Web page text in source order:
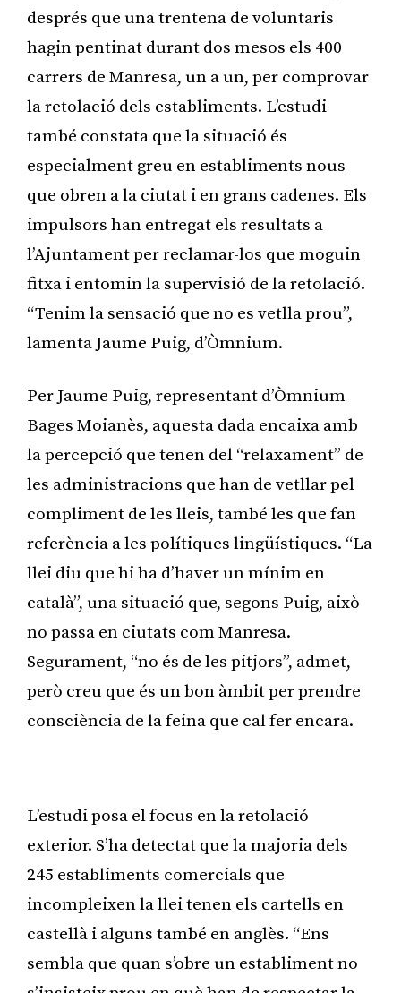
després que una trentena de voluntaris
hagin pentinat durant dos mesos els 400
carrers de Manresa, un a un, per comprovar
la retolació dels establiments. L’estudi
també constata que la situació és
especialment greu en establiments nous
que obren a la ciutat i en grans cadenes. Els
impulsors han entregat els resultats a
l’Ajuntament per reclamar-los que moguin
fitxa i entomin la supervisió de la retolació.
“Tenim la sensació que no es vetlla prou”,
lamenta Jaume Puig, d’Òmnium.
Per Jaume Puig, representant d’Òmnium
Bages Moianès, aquesta dada encaixa amb
la percepció que tenen del “relaxament” de
les administracions que han de vetllar pel
compliment de les lleis, també les que fan
referència a les polítiques lingüístiques. “La
llei diu que hi ha d’haver un mínim en
català”, una situació que, segons Puig, això
no passa en ciutats com Manresa.
Segurament, “no és de les pitjors”, admet,
però creu que és un bon àmbit per prendre
consciència de la feina que cal fer encara.
L’estudi posa el focus en la retolació
exterior. S’ha detectat que la majoria dels
245 establiments comercials que
incompleixen la llei tenen els cartells en
castellà i alguns també en anglès. “Ens
sembla que quan s’obre un establiment no